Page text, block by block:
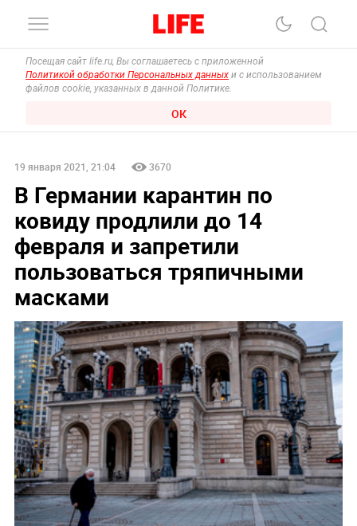
Посещая сайт life.ru, Вы соглашаетесь с приложенной
Политикой обработки Персональных данных и с использованием
файлов cookie, указанных в данной Политике.
ОК
19 января 2021, 21:04 3670
В Германии карантин по
ковиду продлили до 14
февраля и запретили
пользоваться тряпичными
масками